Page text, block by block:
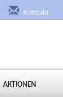
Kontakt
AKTIONEN